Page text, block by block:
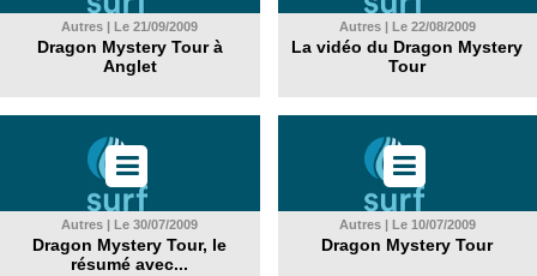
Autres | Le 21/09/2009
Dragon Mystery Tour à
Anglet
Autres | Le 22/08/2009
La vidéo du Dragon Mystery
Tour
Autres | Le 30/07/2009
Dragon Mystery Tour, le
résumé avec...
Autres | Le 10/07/2009
Dragon Mystery Tour